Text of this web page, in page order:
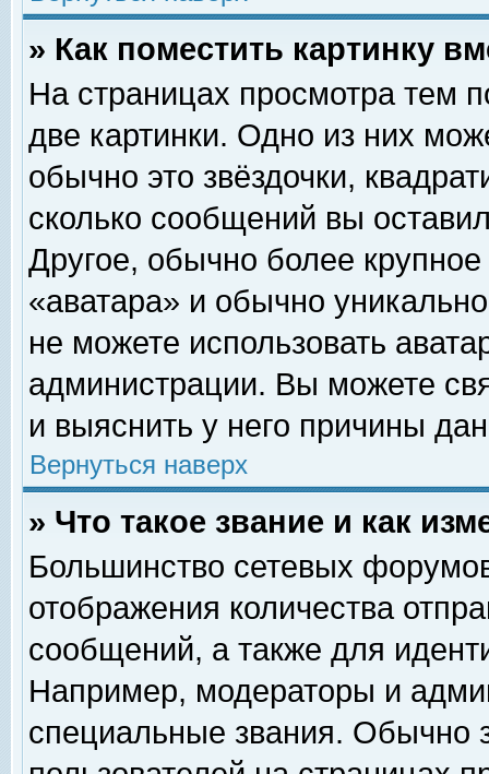
» Как поместить картинку
На страницах просмотра тем
две картинки. Одно из них
обычно это звёздочки,
сколько сообщений вы
Другое, обычно более
«аватара» и обычно
не можете использовать
администрации. Вы можете
и выяснить у него причины
Вернуться наверх
» Что такое звание и как
Большинство сетевых
отображения количества
сообщений, а также для
Например, модераторы и
специальные звания. Обычно